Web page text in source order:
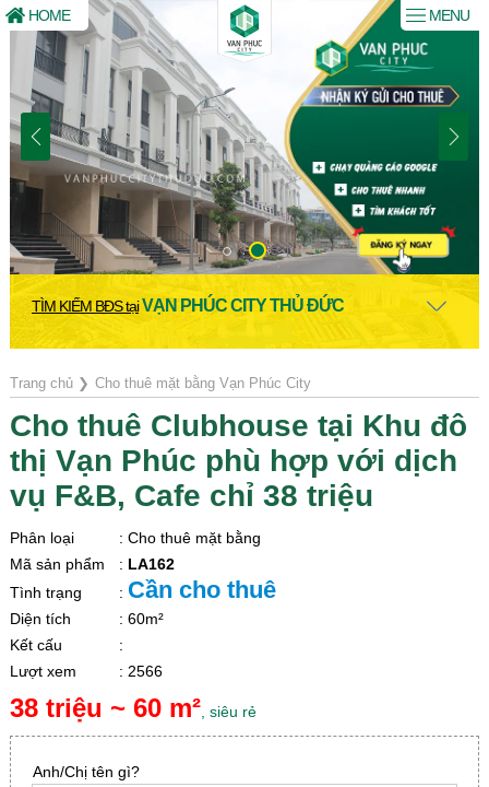
TÌM KIẾM BĐS tạiVẠN PHÚC CITY THỦ ĐỨC
Trang chủ❯ Cho thuê mặt bằng Vạn Phúc City
Cho thuê Clubhouse tại Khu đô
thị Vạn Phúc phù hợp với dịch
vụ F&B, Cafe chỉ 38 triệu
Phân loại
: Cho thuê mặt bằng
Mã sản phẩm
: LA162
Tình trạng
: Cần cho thuê
Diện tích
: 60m²
Kết cấu
:
Lượt xem
: 2566
38 triệu ~ 60 m², siêu rẻ
Anh/Chị tên gì?
HOME MENU